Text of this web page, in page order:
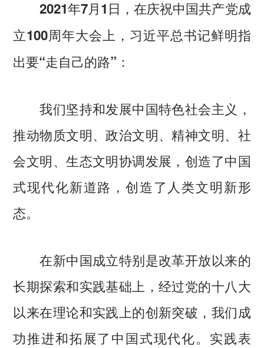
2021年7月1日，在庆祝中国共产党成
立100周年大会上，习近平总书记鲜明指
出要“走自己的路”：
我们坚持和发展中国特色社会主义，
推动物质文明、政治文明、精神文明、社
会文明、生态文明协调发展，创造了中国
式现代化新道路，创造了人类文明新形
态。
在新中国成立特别是改革开放以来的
长期探索和实践基础上，经过党的十八大
以来在理论和实践上的创新突破，我们成
功推进和拓展了中国式现代化。实践表